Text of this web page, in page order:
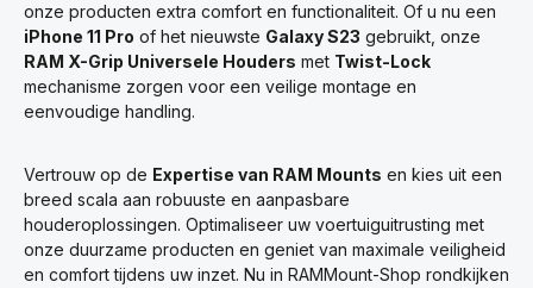
onze producten extra comfort en functionaliteit. Of u nu een
iPhone 11 Pro of het nieuwste Galaxy S23 gebruikt, onze
RAM X-Grip Universele Houders met Twist-Lock
mechanisme zorgen voor een veilige montage en
eenvoudige handling.
Vertrouw op de Expertise van RAM Mounts en kies uit een
breed scala aan robuuste en aanpasbare
houderoplossingen. Optimaliseer uw voertuiguitrusting met
onze duurzame producten en geniet van maximale veiligheid
en comfort tijdens uw inzet. Nu in RAMMount-Shop rondkijken